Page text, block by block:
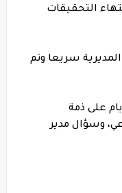
التحقيقات
سريعا وتم
على نيابة الدخيلة أصدرت 3 قرارات عاجلة في الواقعة تتضمن حجز المتهم 4 أيام على ذمة
وسؤال مدير